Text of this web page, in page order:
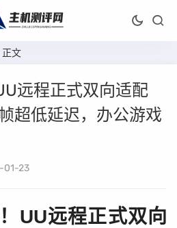
正文
远程正式双向适配
超低延迟，办公游戏
01-23
UU远程正式双向